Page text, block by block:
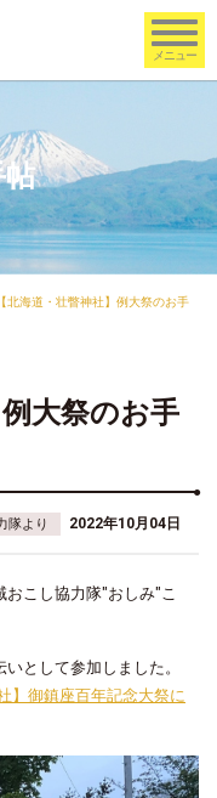
【北海道・壮瞥神社】例大祭のお手
例大祭のお手
隊より 2022年10月04日
こし協力隊"おしみ"こ
として参加しました。
】御鎮座百年記念大祭に